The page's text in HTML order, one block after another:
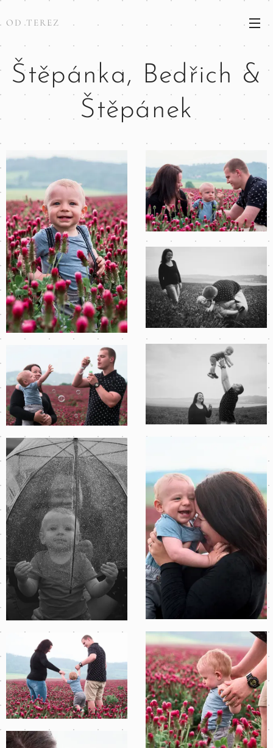
OD TEREZ
Štěpánka, Bedřich &
Štěpánek